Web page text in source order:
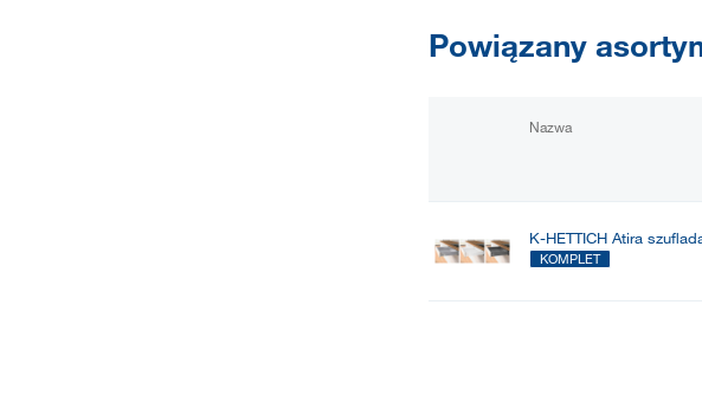
Powiązany
Nazwa
K-HETTICH Atira
KOMPLET